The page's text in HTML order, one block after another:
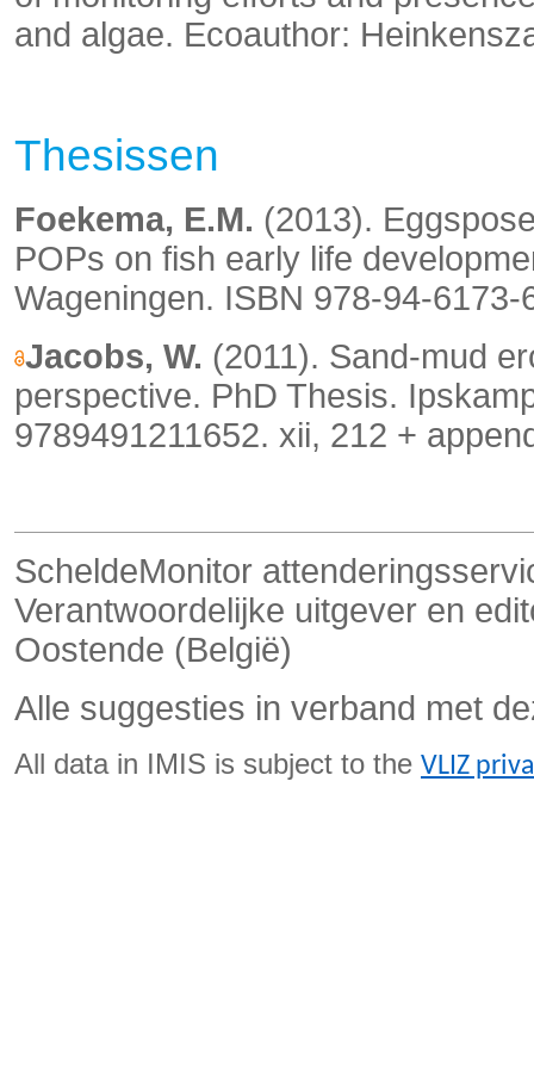
and algae. Ecoauthor:
Thesissen
Foekema, E.M. (2013).
POPs on fish early life
Wageningen. ISBN 978-94-
Jacobs, W. (2011). Sand-mud
perspective. PhD Thesis.
9789491211652. xii, 212 +
ScheldeMonitor
Verantwoordelijke uitgever en
Oostende (België)
Alle suggesties in verband met
All data in IMIS is subject to the VLIZ